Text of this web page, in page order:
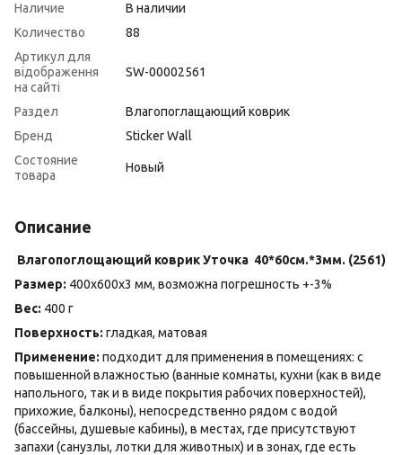
Наличие
В наличии
Количество
88
Артикул для
відображення
на сайті
SW-00002561
Раздел
Влагопоглащающий коврик
Бренд
Sticker Wall
Состояние
товара
Новый
Описание
Влагопоглощающий коврик Уточка 40*60см.*3мм. (2561)
Размер: 400х600х3 мм, возможна погрешность +-3%
Вес: 400 г
Поверхность: гладкая, матовая
Применение: подходит для применения в помещениях: с
повышенной влажностью (ванные комнаты, кухни (как в виде
напольного, так и в виде покрытия рабочих поверхностей),
прихожие, балконы), непосредственно рядом с водой
(бассейны, душевые кабины), в местах, где присутствуют
запахи (санузлы, лотки для животных) и в зонах, где есть